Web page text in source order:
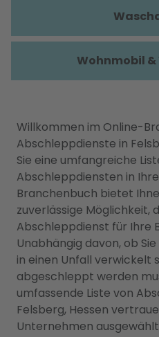
Willkommen im Online-
Abschleppdienste in
Sie eine umfangreiche
Abschleppdiensten in
Branchenbuch bietet
zuverlässige Möglichkeit,
Abschleppdienst für Ihre
Unabhängig davon, ob
in einen Unfall verwickelt
abgeschleppt werden
umfassende Liste von
Felsberg, Hessen
Unternehmen
Wohnmobil